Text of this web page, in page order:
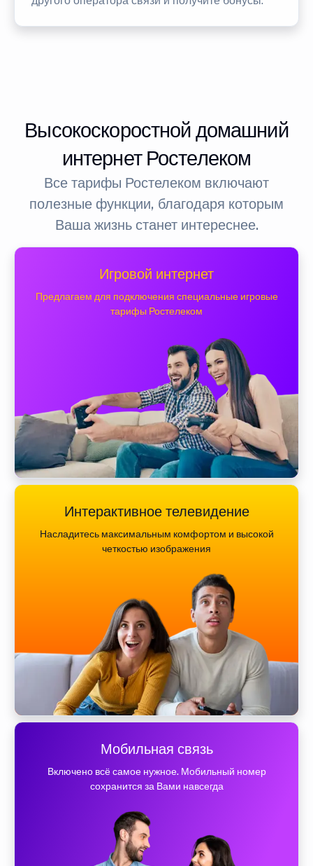
Высокоскоростной домашний
интернет Ростелеком
Все тарифы Ростелеком включают
полезные функции, благодаря которым
Ваша жизнь станет интереснее.
Игровой интернет
Предлагаем для подключения специальные игровые
тарифы Ростелеком
Интерактивное телевидение
Насладитесь максимальным комфортом и высокой
четкостью изображения
Мобильная связь
Включено всё самое нужное. Мобильный номер
сохранится за Вами навсегда